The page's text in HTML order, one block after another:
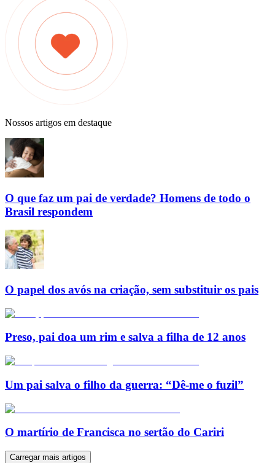
Nossos artigos em destaque
O que faz um pai de verdade? Homens de todo o
Brasil respondem
O papel dos avós na criação, sem substituir os pais
Preso, pai doa um rim e salva a filha de 12 anos
Um pai salva o filho da guerra: “Dê-me o fuzil”
O martírio de Francisca no sertão do Cariri
Carregar mais artigos